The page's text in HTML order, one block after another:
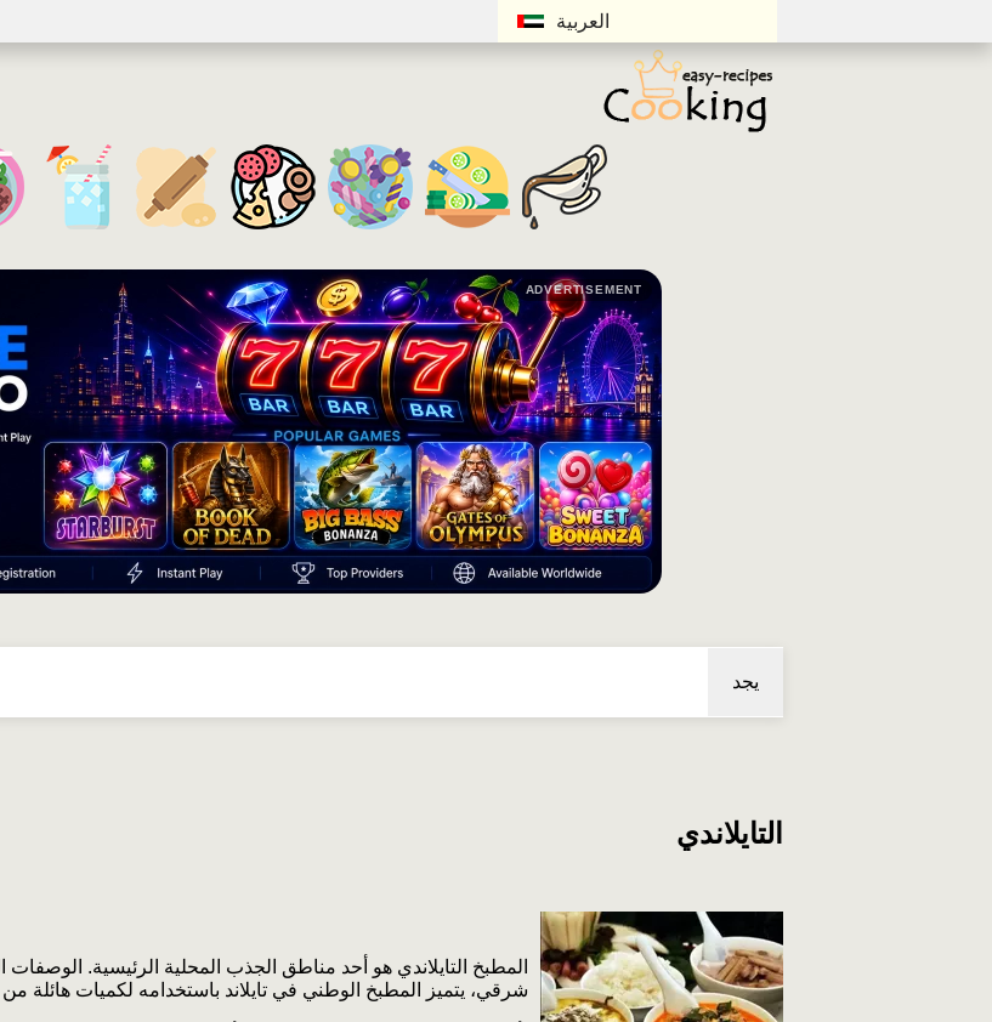
العربية
ADVERTISEMENT
يجد
التايلاندي
المطبخ التايلاندي هو أحد مناطق الجذب المحلية الرئيسية.
شرقي، يتميز المطبخ الوطني في تايلاند باستخدامه لكميات هائلة من